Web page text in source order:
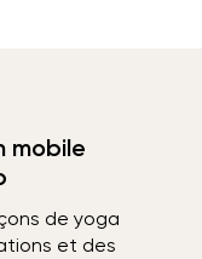
mobile
de yoga
et des